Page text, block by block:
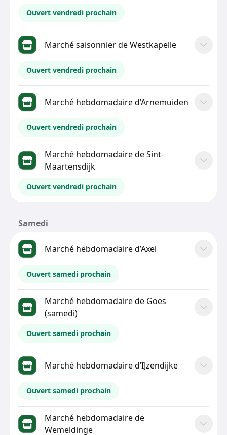
Ouvert vendredi prochain
Marché saisonnier de Westkapelle
Ouvert vendredi prochain
Marché hebdomadaire d’Arnemuiden
Ouvert vendredi prochain
Marché hebdomadaire de Sint-
Maartensdijk
Ouvert vendredi prochain
Samedi
Marché hebdomadaire d’Axel
Ouvert samedi prochain
Marché hebdomadaire de Goes
(samedi)
Ouvert samedi prochain
Marché hebdomadaire d’IJzendijke
Ouvert samedi prochain
Marché hebdomadaire de
Wemeldinge